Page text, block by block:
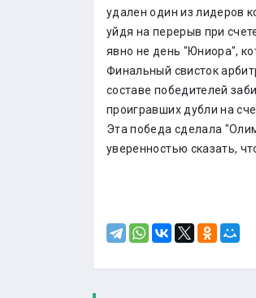
удален один из лидеров
уйдя на перерыв при
явно не день "Юниора",
Финальный свисток
составе победителей
проигравших дубли на
Эта победа сделала
уверенностью сказать,